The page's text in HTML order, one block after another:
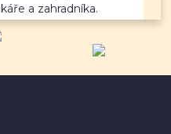
a zahradníka.